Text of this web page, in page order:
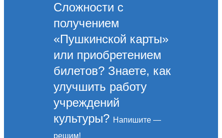
Сложности с
получением
«Пушкинской карты»
или приобретением
билетов? Знаете, как
улучшить работу
учреждений
культуры? Напишите —
решим!
«Культура Новороссийска.